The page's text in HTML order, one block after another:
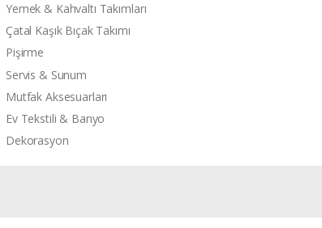
Yemek & Kahvaltı Takımları
Çatal Kaşık Bıçak Takımı
Pişirme
Servis & Sunum
Mutfak Aksesuarları
Ev Tekstili & Banyo
Dekorasyon